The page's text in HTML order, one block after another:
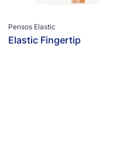
Pensos Elastic
Elastic Fingertip